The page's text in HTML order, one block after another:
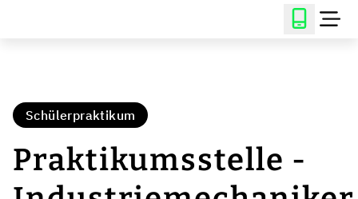
Schülerpraktikum
Praktikumsstelle -